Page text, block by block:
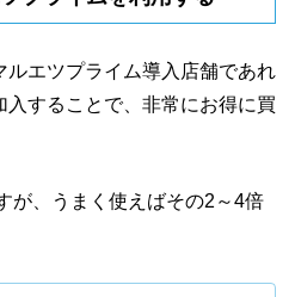
ルエツプライム導入店舗であれ
することで、非常にお得に買
が、うまく使えばその2～4倍